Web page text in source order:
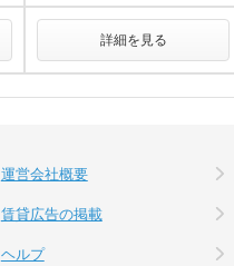
詳細を見る
運営会社概要
賃貸広告の掲載
ヘルプ